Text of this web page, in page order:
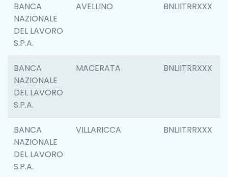
BANCA
NAZIONALE
DEL LAVORO
S.P.A.
AVELLINO BNLIITRRXXX
BANCA
NAZIONALE
DEL LAVORO
S.P.A.
MACERATA BNLIITRRXXX
BANCA
NAZIONALE
DEL LAVORO
S.P.A.
VILLARICCA BNLIITRRXXX